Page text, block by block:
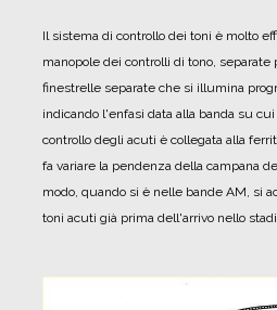
Il sistema di controllo dei toni è molto
manopole dei controlli di tono,
finestrelle separate che si illumina
indicando l'enfasi data alla banda su cui
controllo degli acuti è collegata alla
fa variare la pendenza della campana
modo, quando si è nelle bande AM, si
toni acuti già prima dell'arrivo nello